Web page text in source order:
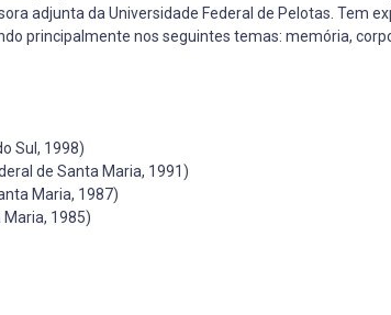
adjunta da Universidade Federal de Pelotas. Tem
principalmente nos seguintes temas: memória,
Sul, 1998)
de Santa Maria, 1991)
Maria, 1987)
Maria, 1985)